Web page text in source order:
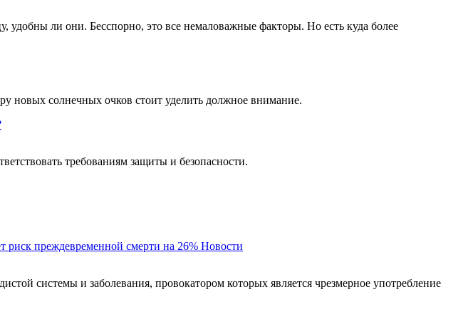
ли они. Бесспорно, это все немаловажные факторы. Но есть куда более
новых солнечных очков стоит уделить должное внимание.
требованиям защиты и безопасности.
риск преждевременной смерти на 26% Новости
системы и заболевания, провокатором которых является чрезмерное употребление